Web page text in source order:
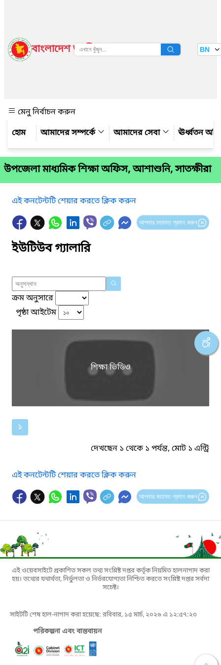
বাংলাদেশ জাতীয় তথ্য বাতায়ন BN
মেনু নির্বাচন করুন
আমাদের সম্পর্কে
আমাদের সেবা ঊর্ধ্বতন
উপজেলা মাধ্যমিক শিক্ষা অফিস, আশাশুনি, সাতক্ষীরা
এই কনটেন্টটি শেয়ার করতে ক্লিক করুন
আপনার মতামত প্রদান করুন
ইউটিউব গ্যালারি
ক্রম অনুসারে
পৃষ্ঠা আইটেম
শিক্ষা ভিডিও
১
দেখছেন ১ থেকে ১ পর্যন্ত, মোট ১ এন্ট্রি
এই কনটেন্টটি শেয়ার করতে ক্লিক করুন
আপনার মতামত প্রদান করুন
এই ওয়েবসাইটে প্রকাশিত সকল তথ্য সংশ্লিষ্ট দপ্তর কর্তৃক নিয়মিত হালনাগাদ করা
হয়। তথ্যের যথার্থতা, নির্ভুলতা ও নির্ভরযোগ্যতা নিশ্চিত করতে সংশ্লিষ্ট দপ্তর সর্বদা
সচেষ্ট।
সাইটটি শেষ হাল-নাগাদ করা হয়েছে: রবিবার, ১৫ মার্চ, ২০২৬ এ ১২:৫৭:২৩
পরিকল্পনা এবং বাস্তবায়ন